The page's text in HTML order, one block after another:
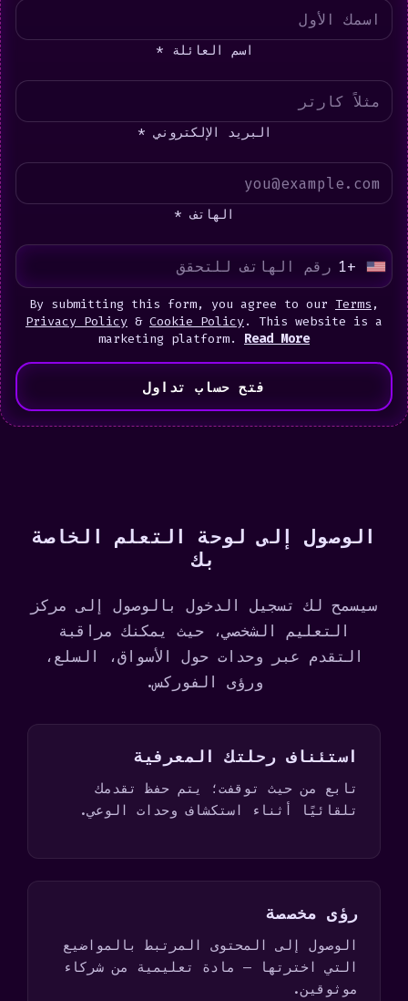
اسم العائلة *
البريد الإلكتروني *
الهاتف *
U
n
i
S
s
+1
By submitting this form, you agree to our Terms ,
Privacy Policy & Cookie Policy. This website is a
marketing platform. Read More
فتح حساب تداول
الوصول إلى لوحة التعلم الخاصة
بك
سيسمح لك تسجيل الدخول بالوصول إلى مركز
التعليم الشخصي، حيث يمكنك مراقبة
التقدم عبر وحدات حول الأسواق، السلع،
ورؤى الفوركس.
استئناف رحلتك المعرفية
تابع من حيث توقفت؛ يتم حفظ تقدمك
تلقائيًا أثناء استكشاف وحدات الوعي.
رؤى مخصصة
الوصول إلى المحتوى المرتبط بالمواضيع
التي اخترتها — مادة تعليمية من شركاء
موثوقين.